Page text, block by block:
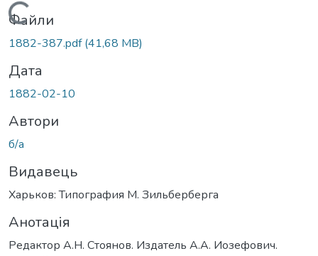
Вантажиться...
Файли
1882-387.pdf(41,68 MB)
Дата
1882-02-10
Автори
б/а
Видавець
Харьков: Типография М. Зильберберга
Анотація
Редактор А.Н. Стоянов. Издатель А.А. Иозефович.